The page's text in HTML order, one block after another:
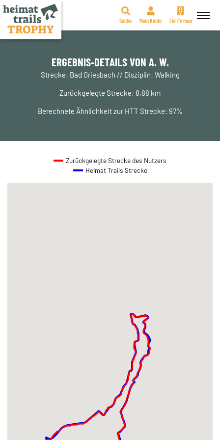
Zum
Suche Mein Konto Für Firmen
ERGEBNIS-DETAILS VON A. W.
Strecke: Bad Griesbach // Disziplin: Walking
Zurückgelegte Strecke: 8,88 km
Berechnete Ähnlichkeit zur HTT Strecke: 97%
Zurückgelegte Strecke des Nutzers
Heimat Trails Strecke